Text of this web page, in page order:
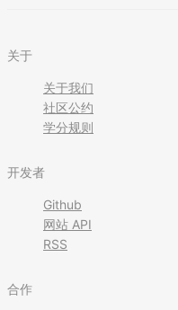
关于
关于我们
社区公约
学分规则
开发者
Github
网站 API
RSS
合作